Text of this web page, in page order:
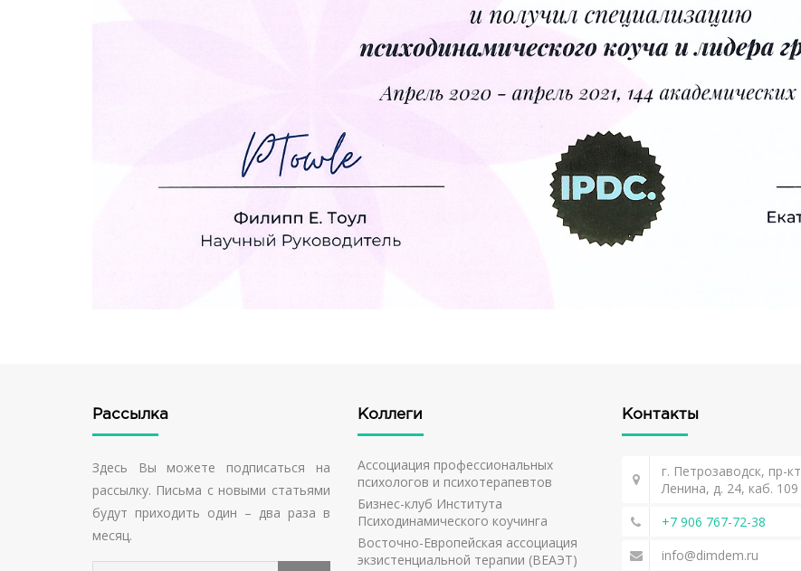
Рассылка
Здесь Вы можете подписаться на
рассылку. Письма с новыми статьями
будут приходить один – два раза в
месяц.
Коллеги
Ассоциация профессиональных
психологов и психотерапевтов
Бизнес-клуб Института
Психодинамического коучинга
Восточно-Европейская ассоциация
экзистенциальной терапии (ВЕАЭТ)
Контакты
г. Петрозаводск, пр-кт
Ленина, д. 24, каб. 109
+7 906 767-72-38
info@dimdem.ru